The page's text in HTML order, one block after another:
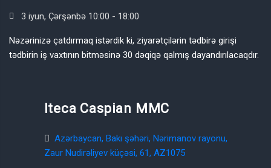
3 iyun, Çərşənbə 10:00 - 18:00
Nəzərinizə çatdırmaq istərdik ki, ziyarətçilərin tədbirə girişi
tədbirin iş vaxtının bitməsinə 30 dəqiqə qalmış dayandırılacaqdır.
Iteca Caspian MMC
Azərbaycan, Bakı şəhəri, Nərimanov rayonu,
Zaur Nudirəliyev küçəsi, 61, AZ1075